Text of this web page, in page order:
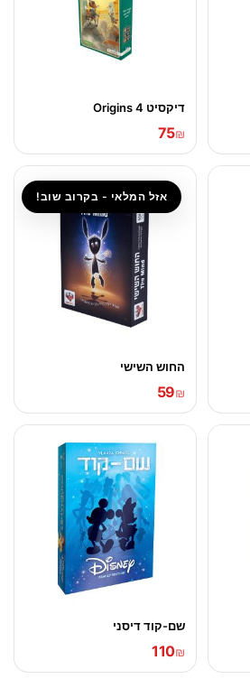
דיקסיט 4 Origins
₪
75
אזל המלאי - בקרוב שוב!
החוש השישי
₪
59
שם-קוד דיסני
₪
110